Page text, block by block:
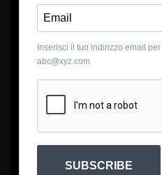
Inserisci il tuo indirizzo email
abc@xyz.com
SUBSCRIBE